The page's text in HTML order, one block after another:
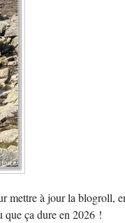
à jour la
que ça dure en 2026 !